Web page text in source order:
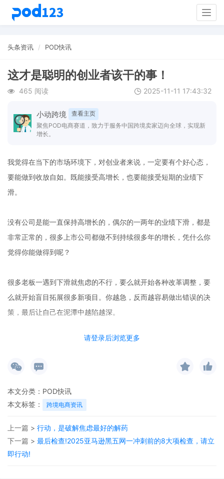
头条资讯 POD快讯
这才是聪明的创业者该干的事！
465 阅读 2025-11-11 17:43:32
小动跨境
查看主页
聚焦POD电商赛道，致力于服务中国跨境卖家迈向全球，实现新
增长。
请登录后浏览更多
我觉得在当下的市场环境下，对创业者来说，一定要有个好心态，
要能做到收放自如。既能接受高增长，也要能接受短期的业绩下
滑。
没有公司是能一直保持高增长的，偶尔的一两年的业绩下滑，都是
非常正常的，很多上市公司都做不到持续很多年的增长，凭什么你
觉得你能做得到呢？
很多老板一遇到下滑就焦虑的不行，要么就开始各种改革调整，要
么就开始盲目拓展很多新项目。你越急，反而越容易做出错误的决
策，最后让自己在泥潭中越陷越深。
商业都是有周期性的，作为普通的创业者来说，千万不要逆着周期
前两天刷到刘思毅的一条视频，他说自己今年下滑了30%，以前干
业绩很容易，现在干业绩累的要命，拿结果难太多了。而人力成本
其实说白了，以前干业绩很容易，那是时代带给你的红利。红利褪
本文分类： POD快讯
本文标签：
跨境电商资讯
上一篇 > 行动，是破解焦虑最好的解药
下一篇 > 最后检查!2025亚马逊黑五网一冲刺前的8大项检查，请立
即行动!